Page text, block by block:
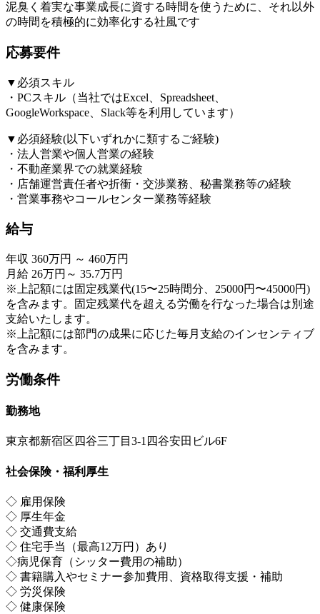
泥臭く着実な事業成長に資する時間を使うために、それ以外
の時間を積極的に効率化する社風です
応募要件
▼必須スキル
・PCスキル（当社ではExcel、Spreadsheet、
GoogleWorkspace、Slack等を利用しています）
▼必須経験(以下いずれかに類するご経験)
・法人営業や個人営業の経験
・不動産業界での就業経験
・店舗運営責任者や折衝・交渉業務、秘書業務等の経験
・営業事務やコールセンター業務等経験
給与
年収 360万円 ～ 460万円
月給 26万円～ 35.7万円
※上記額には固定残業代(15〜25時間分、25000円〜45000円)
を含みます。固定残業代を超える労働を行なった場合は別途
支給いたします。
※上記額には部門の成果に応じた毎月支給のインセンティブ
を含みます。
労働条件
勤務地
東京都新宿区四谷三丁目3-1四谷安田ビル6F
社会保険・福利厚生
◇ 雇用保険
◇ 厚生年金
◇ 交通費支給
◇ 住宅手当（最高12万円）あり
◇病児保育（シッター費用の補助）
◇ 書籍購入やセミナー参加費用、資格取得支援・補助
◇ 労災保険
◇ 健康保険